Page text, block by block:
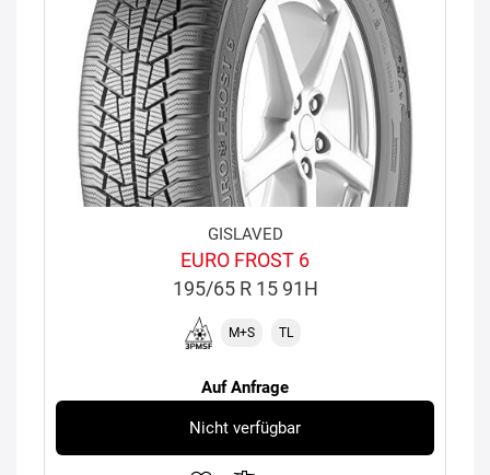
GISLAVED
EURO FROST 6
195/65 R 15 91H
M+S TL
Auf Anfrage
Nicht verfügbar